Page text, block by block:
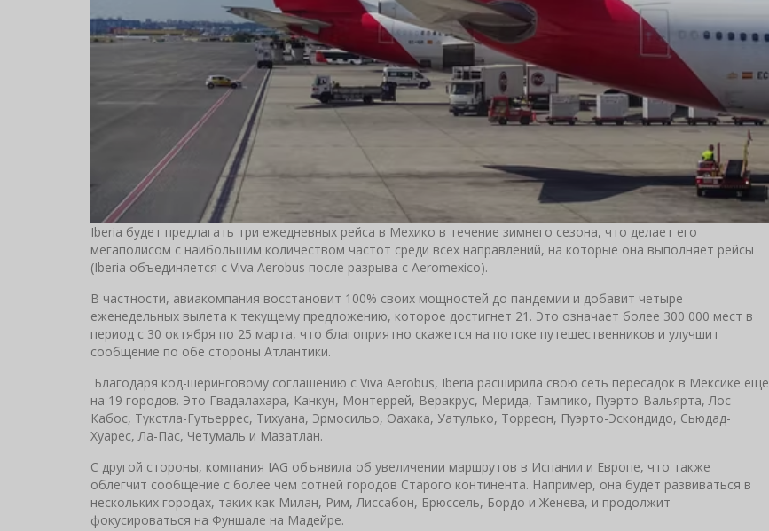
Iberia будет предлагать три ежедневных рейса в Мехико в течение зимнего сезона, что делает его
мегаполисом с наибольшим количеством частот среди всех направлений, на которые она выполняет рейсы
(Iberia объединяется с Viva Aerobus после разрыва с Aeromexico).
В частности, авиакомпания восстановит 100% своих мощностей до пандемии и добавит четыре
еженедельных вылета к текущему предложению, которое достигнет 21. Это означает более 300 000 мест в
период с 30 октября по 25 марта, что благоприятно скажется на потоке путешественников и улучшит
сообщение по обе стороны Атлантики.
Благодаря код-шеринговому соглашению с Viva Aerobus, Iberia расширила свою сеть пересадок в Мексике еще
на 19 городов. Это Гвадалахара, Канкун, Монтеррей, Веракрус, Мерида, Тампико, Пуэрто-Вальярта, Лос-
Кабос, Тукстла-Гутьеррес, Тихуана, Эрмосильо, Оахака, Уатулько, Торреон, Пуэрто-Эскондидо, Сьюдад-
Хуарес, Ла-Пас, Четумаль и Мазатлан.
С другой стороны, компания IAG объявила об увеличении маршрутов в Испании и Европе, что также
облегчит сообщение с более чем сотней городов Старого континента. Например, она будет развиваться в
нескольких городах, таких как Милан, Рим, Лиссабон, Брюссель, Бордо и Женева, и продолжит
фокусироваться на Фуншале на Мадейре.